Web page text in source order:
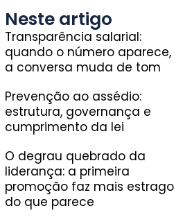
Neste artigo
Transparência salarial:
quando o número aparece,
a conversa muda de tom
Prevenção ao assédio:
estrutura, governança e
cumprimento da lei
O degrau quebrado da
liderança: a primeira
promoção faz mais estrago
do que parece